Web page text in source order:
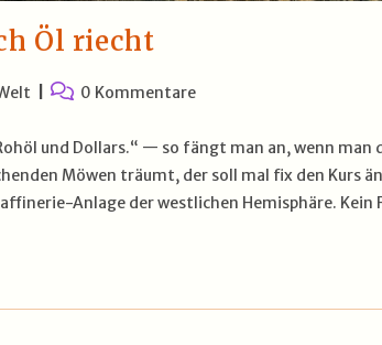
Öl riecht
Beitrags-
0 Kommentare
und Dollars.“ — so fängt man an, wenn man
Möwen träumt, der soll mal fix den Kurs
Anlage der westlichen Hemisphäre.